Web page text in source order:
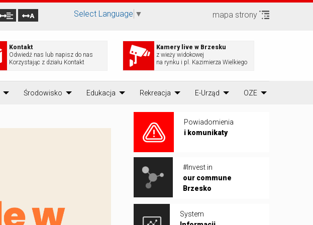
A Select Language ▼ mapa strony
Kontakt
Odwiedź nas lub napisz do nas
Korzystając z działu Kontakt
Kamery live w Brzesku
z wieży widokowej
na rynku i pl. Kazimierza Wielkiego
Środowisko Edukacja Rekreacja E-Urząd OZE
Powiadomienia
i komunikaty
#Invest in
our commune
Brzesko
System